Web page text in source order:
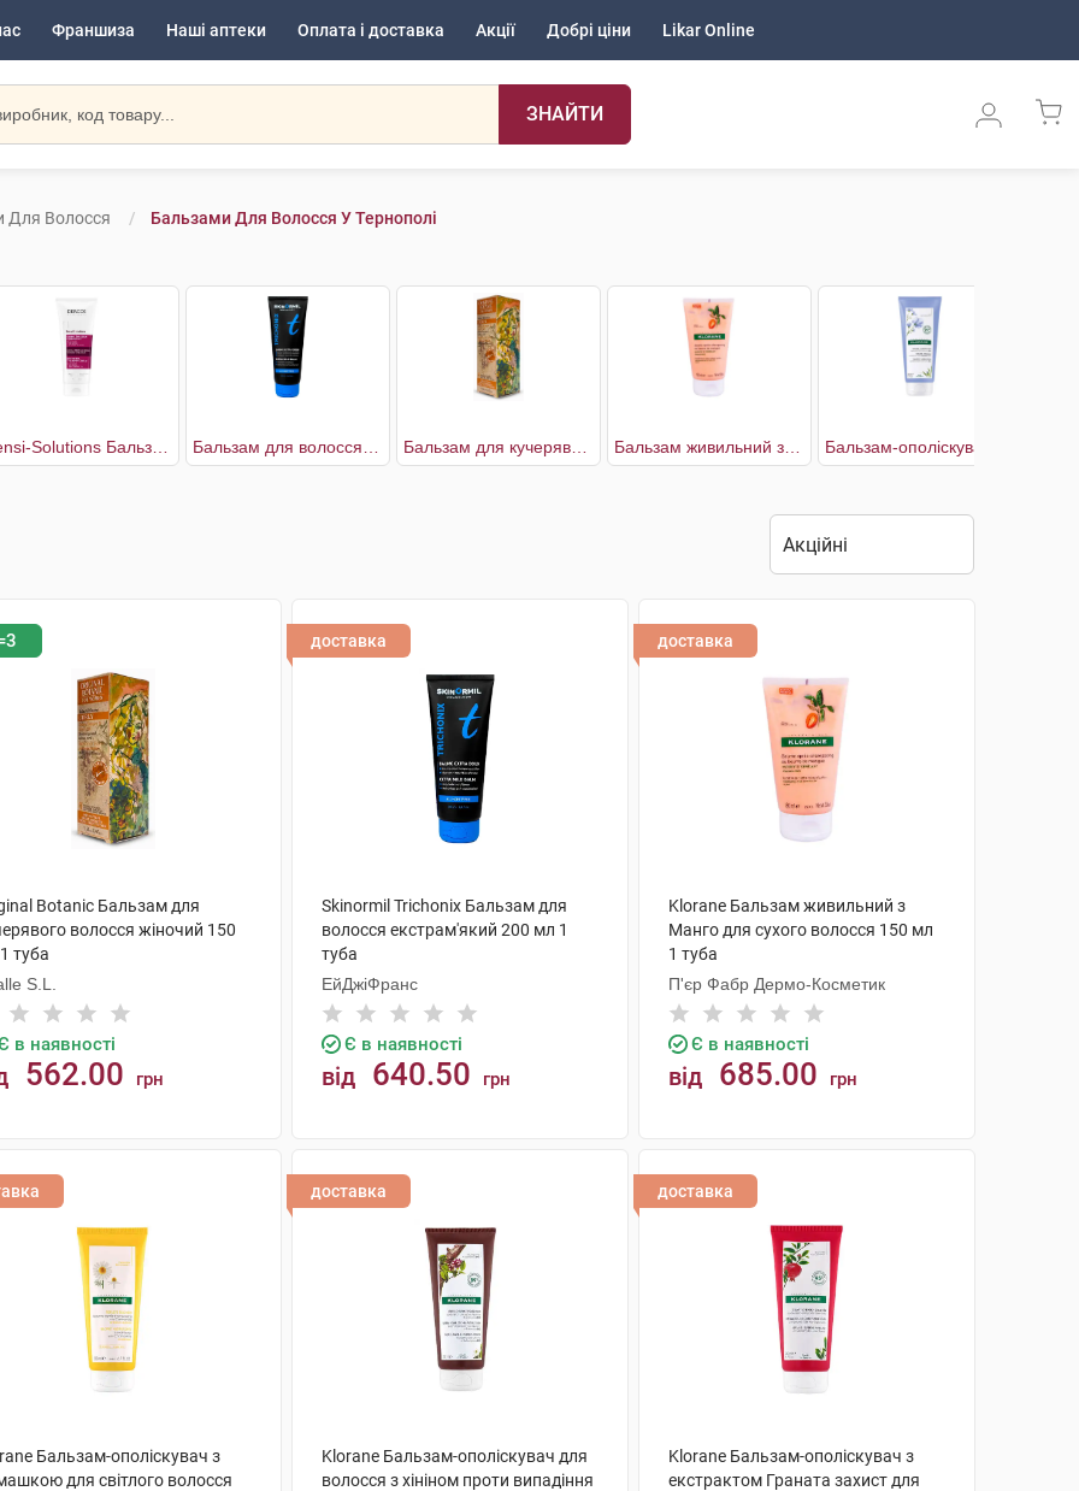
Франшиза Наші аптеки Оплата і доставка Акції Добрі ціни Likar Online
ЗНАЙТИ
Для Волосся Бальзами Для Волосся У Тернополі
Botanic Бальзам для
волосся жіночий 150
туба
S.L.
в наявності
562.00 грн
доставка
Skinormil Trichonix Бальзам для
волосся екстрам'який 200 мл 1
туба
ЕйДжіФранс
Є в наявності
від 640.50 грн
доставка
Klorane Бальзам живильний з
Манго для сухого волосся 150 мл
1 туба
П'єр Фабр Дермо-Косметик
Є в наявності
від 685.00 грн
Бальзам-ополіскувач з
для світлого волосся
доставка
Klorane Бальзам-ополіскувач для
волосся з хініном проти випадіння
доставка
Klorane Бальзам-ополіскувач з
екстрактом Граната захист для